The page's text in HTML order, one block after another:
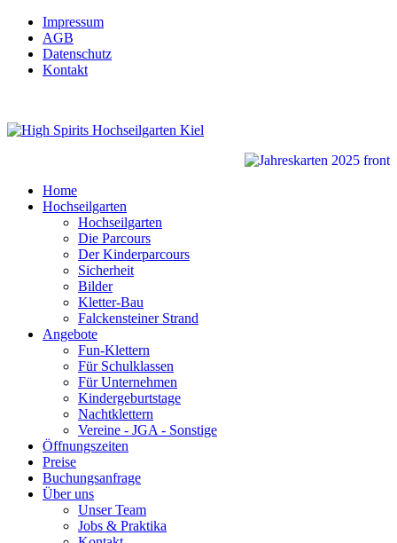
Impressum
AGB
Datenschutz
Kontakt
Home
Hochseilgarten
Hochseilgarten
Die Parcours
Der Kinderparcours
Sicherheit
Bilder
Kletter-Bau
Falckensteiner Strand
Angebote
Fun-Klettern
Für Schulklassen
Für Unternehmen
Kindergeburtstage
Nachtklettern
Vereine - JGA - Sonstige
Öffnungszeiten
Preise
Buchungsanfrage
Über uns
Unser Team
Jobs & Praktika